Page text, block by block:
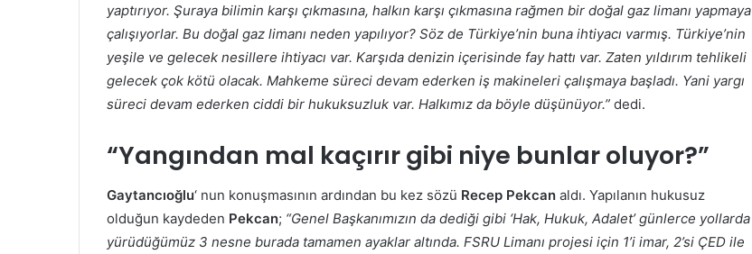
yaptırıyor. Şuraya bilimin karşı çıkmasına, halkın karşı çıkmasına rağmen bir doğal gaz limanı yapmaya
çalışıyorlar. Bu doğal gaz limanı neden yapılıyor? Söz de Türkiye’nin buna ihtiyacı varmış. Türkiye’nin
yeşile ve gelecek nesillere ihtiyacı var. Karşıda denizin içerisinde fay hattı var. Zaten yıldırım tehlikeli
gelecek çok kötü olacak. Mahkeme süreci devam ederken iş makineleri çalışmaya başladı. Yani yargı
süreci devam ederken ciddi bir hukuksuzluk var. Halkımız da böyle düşünüyor.” dedi.
“Yangından mal kaçırır gibi niye bunlar oluyor?”
Gaytancıoğlu‘ nun konuşmasının ardından bu kez sözü Recep Pekcan aldı. Yapılanın hukusuz
olduğun kaydeden Pekcan; “Genel Başkanımızın da dediği gibi ‘Hak, Hukuk, Adalet’ günlerce yollarda
yürüdüğümüz 3 nesne burada tamamen ayaklar altında. FSRU Limanı projesi için 1’i imar, 2’si ÇED ile